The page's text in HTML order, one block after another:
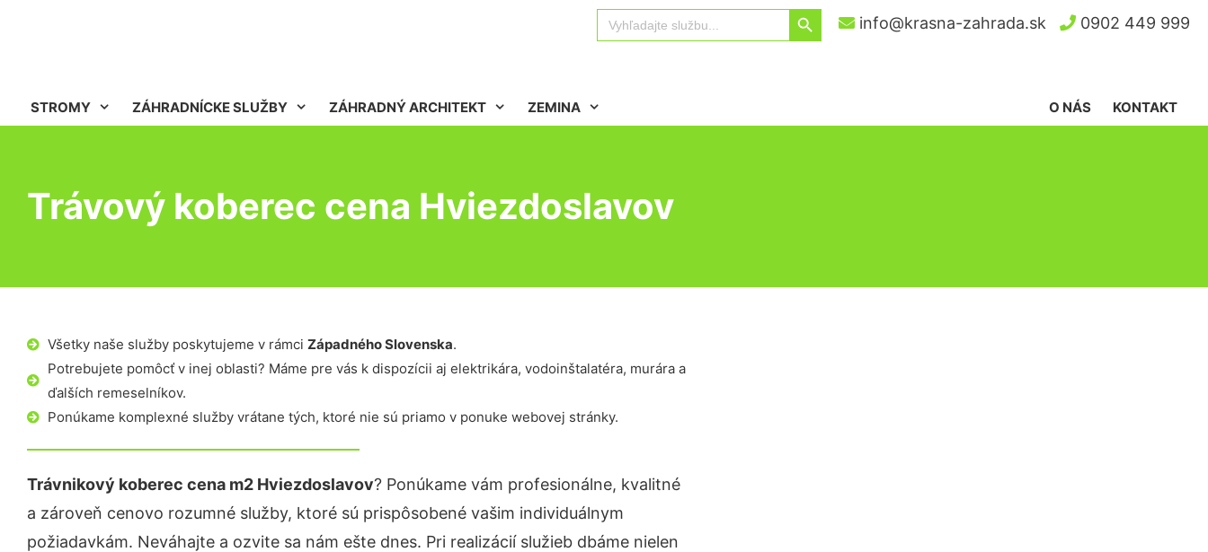
Search
for:
Search Button
info@krasna-zahrada.sk 0902 449 999
STROMY ZÁHRADNÍCKE SLUŽBY ZÁHRADNÝ ARCHITEKT ZEMINA KONTAKT
O NÁS
Trávový koberec cena Hviezdoslavov
Všetky naše služby poskytujeme v rámci Západného Slovenska.
Potrebujete pomôcť v inej oblasti? Máme pre vás k dispozícii aj elektrikára, vodoinštalatéra, murára a
ďalších remeselníkov.
Ponúkame komplexné služby vrátane tých, ktoré nie sú priamo v ponuke webovej stránky.
Trávnikový koberec cena m2 Hviezdoslavov? Ponúkame vám profesionálne, kvalitné
a zároveň cenovo rozumné služby, ktoré sú prispôsobené vašim individuálnym
požiadavkám. Neváhajte a ozvite sa nám ešte dnes. Pri realizácií služieb dbáme nielen